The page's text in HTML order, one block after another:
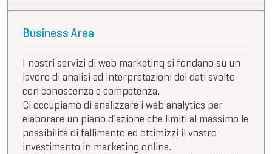
Business Area
I nostri servizi di web marketing si fondano su un
lavoro di analisi ed interpretazioni dei dati svolto
con conoscenza e competenza.
Ci occupiamo di analizzare i web analytics per
elaborare un piano d’azione che limiti al massimo le
possibilità di fallimento ed ottimizzi il vostro
investimento in marketing online.